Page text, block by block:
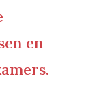
en